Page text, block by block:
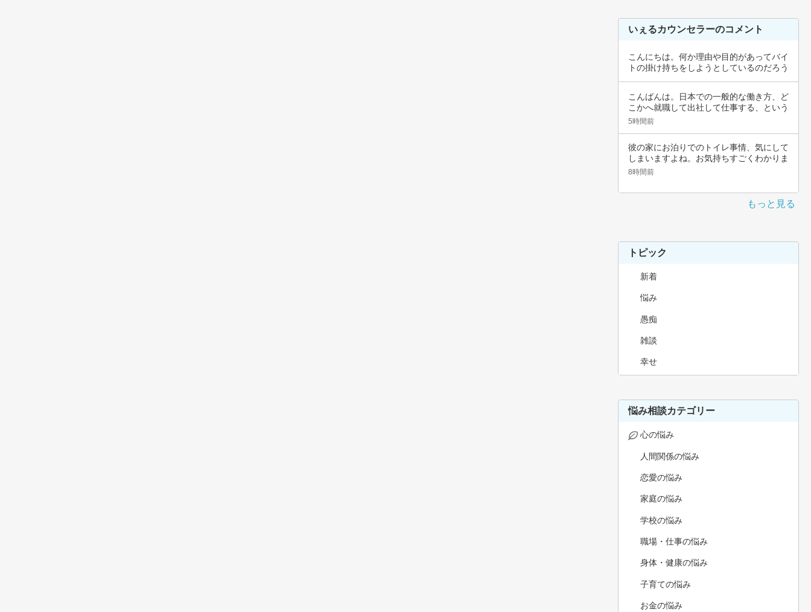
いぇるカウンセラーのコメント
こんにちは。何か理由や目的があってバイ
トの掛け持ちをしようとしているのだろう
こんばんは。日本での一般的な働き方、ど
こかへ就職して出社して仕事する、という
職種では…
5時間前
彼の家にお泊りでのトイレ事情、気にして
しまいますよね。お気持ちすごくわかりま
す。その…
8時間前
もっと見る
トピック
新着
悩み
愚痴
雑談
幸せ
悩み相談カテゴリー
心の悩み
人間関係の悩み
恋愛の悩み
家庭の悩み
学校の悩み
職場・仕事の悩み
身体・健康の悩み
子育ての悩み
お金の悩み